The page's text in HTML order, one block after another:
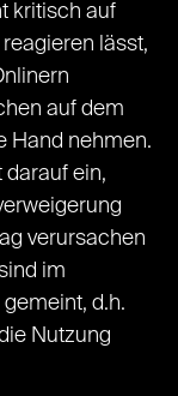
kritisch auf
reagieren lässt,
auf dem
Hand nehmen.
darauf ein,
verursachen
im
d.h.
Nutzung